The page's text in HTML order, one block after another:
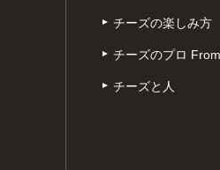
チーズの楽しみ方
チーズのプロ
チーズと人